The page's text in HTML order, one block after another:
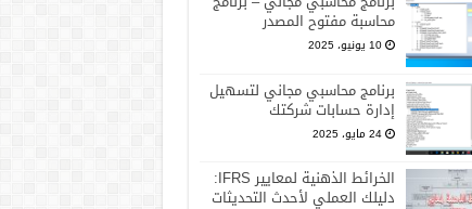
محاسبة مفتوح المصدر
10 يونيو، 2025
برنامج محاسبي مجاني لتسهيل
إدارة حسابات شركتك
24 مايو، 2025
الخرائط الذهنية لمعايير IFRS:
دليلك العملي لأحدث التحديثات